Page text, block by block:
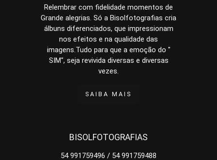
Relembrar com fidelidade momentos de
Grande alegrias. Só a Bisolfotografias cria
álbuns diferenciados, que impressionam
nos efeitos e na qualidade das
imagens.Tudo para que a emoção do "
SIM", seja revivida diversas e diversas
vezes.
SAIBA MAIS
BISOLFOTOGRAFIAS
54 991759496 / 54 991759488